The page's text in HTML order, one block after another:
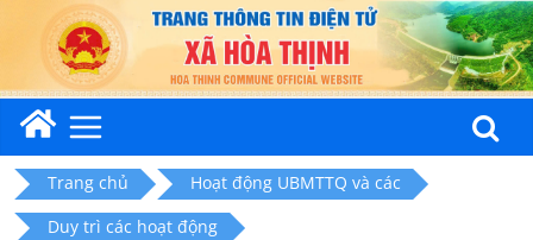
content
Trang chủ
Hoạt động UBMTTQ và các
Duy trì các hoạt động